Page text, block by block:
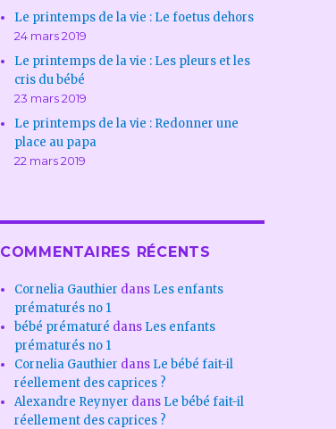
Le printemps de la vie : Le foetus dehors
24 mars 2019
Le printemps de la vie : Les pleurs et les
cris du bébé
23 mars 2019
Le printemps de la vie : Redonner une
place au papa
22 mars 2019
COMMENTAIRES RÉCENTS
Cornelia Gauthier dans Les enfants
prématurés no 1
bébé prématuré dans Les enfants
prématurés no 1
Cornelia Gauthier dans Le bébé fait-il
réellement des caprices ?
Alexandre Reynyer dans Le bébé fait-il
réellement des caprices ?